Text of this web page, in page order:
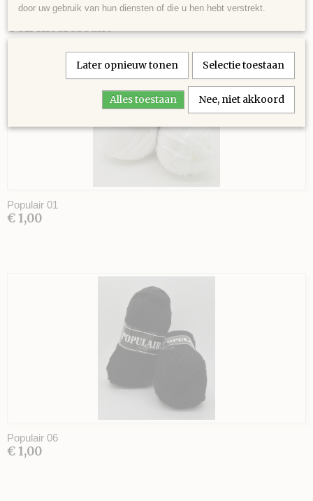
Ook interessant
Populair 01
€ 1,00
Populair 06
€ 1,00
door uw gebruik van hun diensten of die u hen hebt verstrekt.
Later opnieuw tonen Selectie toestaan
Alles toestaan Nee, niet akkoord